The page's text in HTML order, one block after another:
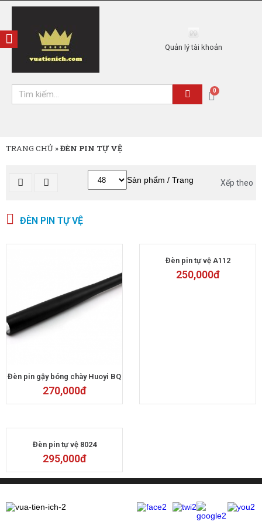
Quản lý tài khoản
TRANG CHỦ »ĐÈN PIN TỰ VỆ
Xếp theo
Sản phẩm / Trang
ĐÈN PIN TỰ VỆ
Đèn pin gậy bóng chày Huoyi BQ
270,000đ
Đèn pin tự vệ A112
250,000đ
Đèn pin tự vệ 8024
295,000đ